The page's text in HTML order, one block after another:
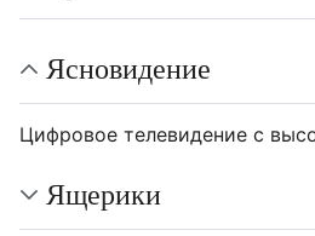
Ясновидение
Цифровое телевидение с
Ящерики